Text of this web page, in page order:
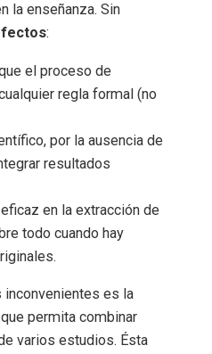
la enseñanza. Sin
:
el proceso de
regla formal (no
por la ausencia de
resultados
en la extracción de
todo cuando hay
es la
permita combinar
varios estudios. Ésta